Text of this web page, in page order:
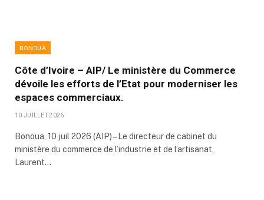
BONOUA
Côte d’Ivoire – AIP/ Le ministère du Commerce
dévoile les efforts de l’Etat pour moderniser les
espaces commerciaux.
10 JUILLET 2026
Bonoua, 10 juil 2026 (AIP) – Le directeur de cabinet du
ministère du commerce de l’industrie et de l’artisanat,
Laurent…